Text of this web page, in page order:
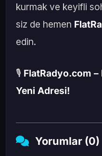
kurmak ve keyifli
siz de hemen
edin.
🎙️ FlatRadyo.com
Yeni Adresi!
Yorumlar (0)